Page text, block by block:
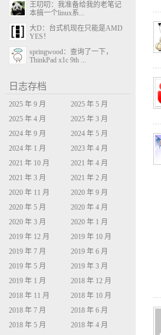
王叨叨：我准备给我的老笔记
本搞一个linux系...
大D：台式机现在只能是AMD
YES！
springwood：查询了一下，
ThinkPad x1c 9th ...
日志存档
2025 年 9 月
2025 年 5 月
2025 年 4 月
2025 年 3 月
2024 年 9 月
2024 年 5 月
2024 年 1 月
2023 年 4 月
2021 年 10 月
2021 年 4 月
2021 年 3 月
2021 年 2 月
2020 年 11 月
2020 年 9 月
2020 年 5 月
2020 年 4 月
2020 年 3 月
2020 年 1 月
2019 年 12 月
2019 年 10 月
2019 年 7 月
2019 年 6 月
2019 年 5 月
2019 年 3 月
2019 年 1 月
2018 年 12 月
2018 年 11 月
2018 年 10 月
2018 年 7 月
2018 年 6 月
2018 年 5 月
2018 年 4 月